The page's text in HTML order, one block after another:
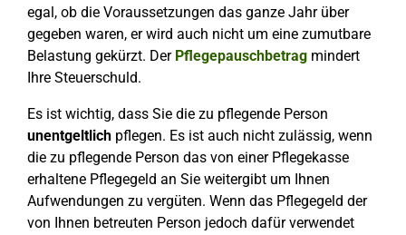
egal, ob die Voraussetzungen das ganze Jahr über
gegeben waren, er wird auch nicht um eine zumutbare
Belastung gekürzt. Der Pflegepauschbetrag mindert
Ihre Steuerschuld.
Es ist wichtig, dass Sie die zu pflegende Person
unentgeltlich pflegen. Es ist auch nicht zulässig, wenn
die zu pflegende Person das von einer Pflegekasse
erhaltene Pflegegeld an Sie weitergibt um Ihnen
Aufwendungen zu vergüten. Wenn das Pflegegeld der
von Ihnen betreuten Person jedoch dafür verwendet